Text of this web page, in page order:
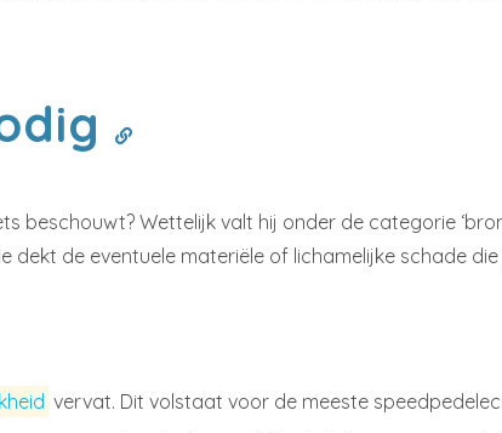
beschouwt? Wettelijk valt hij onder de categorie
dekt de eventuele materiële of lichamelijke schade
vervat. Dit volstaat voor de meeste